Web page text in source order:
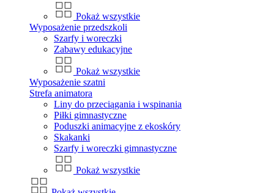
Pokaż wszystkie
Wyposażenie przedszkoli
Szarfy i woreczki
Zabawy edukacyjne
Pokaż wszystkie
Wyposażenie szatni
Strefa animatora
Liny do przeciągania i wspinania
Piłki gimnastyczne
Poduszki animacyjne z ekoskóry
Skakanki
Szarfy i woreczki gimnastyczne
Pokaż wszystkie